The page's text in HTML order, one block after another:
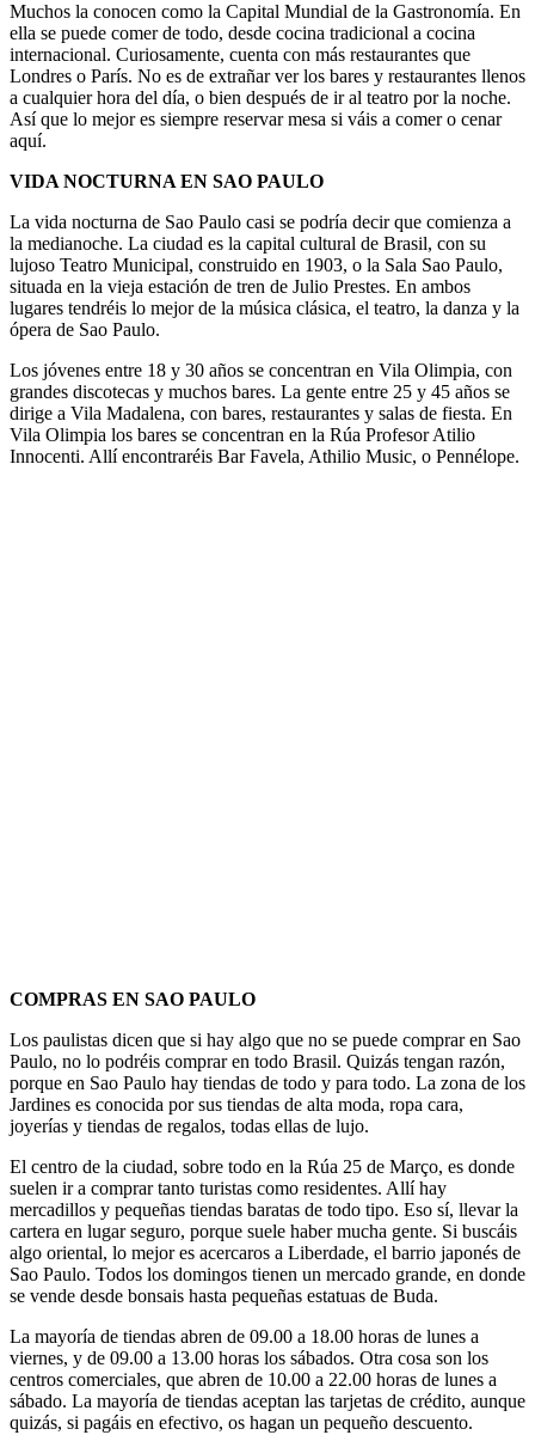
Muchos la conocen como la Capital Mundial de la Gastronomía. En
ella se puede comer de todo, desde cocina tradicional a cocina
internacional. Curiosamente, cuenta con más restaurantes que
Londres o París. No es de extrañar ver los bares y restaurantes llenos
a cualquier hora del día, o bien después de ir al teatro por la noche.
Así que lo mejor es siempre reservar mesa si váis a comer o cenar
aquí.
VIDA NOCTURNA EN SAO PAULO
La vida nocturna de Sao Paulo casi se podría decir que comienza a
la medianoche. La ciudad es la capital cultural de Brasil, con su
lujoso Teatro Municipal, construido en 1903, o la Sala Sao Paulo,
situada en la vieja estación de tren de Julio Prestes. En ambos
lugares tendréis lo mejor de la música clásica, el teatro, la danza y la
ópera de Sao Paulo.
Los jóvenes entre 18 y 30 años se concentran en Vila Olimpia, con
grandes discotecas y muchos bares. La gente entre 25 y 45 años se
dirige a Vila Madalena, con bares, restaurantes y salas de fiesta. En
Vila Olimpia los bares se concentran en la Rúa Profesor Atilio
Innocenti. Allí encontraréis Bar Favela, Athilio Music, o Pennélope.
COMPRAS EN SAO PAULO
Los paulistas dicen que si hay algo que no se puede comprar en Sao
Paulo, no lo podréis comprar en todo Brasil. Quizás tengan razón,
porque en Sao Paulo hay tiendas de todo y para todo. La zona de los
Jardines es conocida por sus tiendas de alta moda, ropa cara,
joyerías y tiendas de regalos, todas ellas de lujo.
El centro de la ciudad, sobre todo en la Rúa 25 de Março, es donde
suelen ir a comprar tanto turistas como residentes. Allí hay
mercadillos y pequeñas tiendas baratas de todo tipo. Eso sí, llevar la
cartera en lugar seguro, porque suele haber mucha gente. Si buscáis
algo oriental, lo mejor es acercaros a Liberdade, el barrio japonés de
Sao Paulo. Todos los domingos tienen un mercado grande, en donde
se vende desde bonsais hasta pequeñas estatuas de Buda.
La mayoría de tiendas abren de 09.00 a 18.00 horas de lunes a
viernes, y de 09.00 a 13.00 horas los sábados. Otra cosa son los
centros comerciales, que abren de 10.00 a 22.00 horas de lunes a
sábado. La mayoría de tiendas aceptan las tarjetas de crédito, aunque
quizás, si pagáis en efectivo, os hagan un pequeño descuento.